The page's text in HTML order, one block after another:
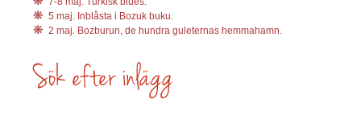
5 maj. Inblåsta i Bozuk buku.
2 maj. Bozburun, de hundra guleternas hemmahamn.